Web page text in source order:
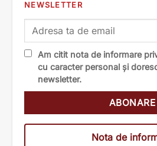
NEWSLETTER
Am citit nota de informare
cu caracter personal și
newsletter.
Nota de